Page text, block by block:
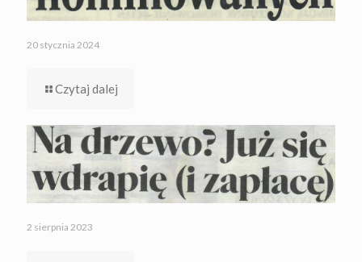
20 stycznia 2024
Czytaj dalej
2 sierpnia 2023